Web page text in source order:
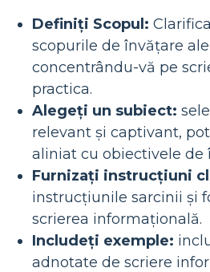
Definiți Scopul:
scopurile de învățare
concentrându-vă pe
practica.
Alegeți un subiect:
relevant și captivant,
aliniat cu obiectivele de
Furnizați instrucțiuni
instrucțiunile sarcinii și
scrierea informațională.
Includeți exemple:
adnotate de scriere